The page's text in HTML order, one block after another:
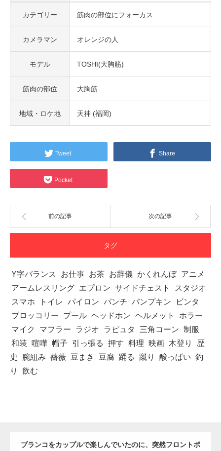
カテゴリー 筋肉の部位にフォーカス
カメラマン オレンジの人
モデル TOSHI(大胸筋)
筋肉の部位 大胸筋
地域・ロケ地 天神 (福岡)
Tweet Share
Pocket
前の記事 次の記事
タグ
Y字バランス お仕事 お茶 お辞儀 かくれんぼ アニメ
アームレスリング エプロン サイドチェスト
スタジオ
スマホ
トイレ パイロン パンチ パンプキン
ビンタ
ブロッコリー
プール ヘッドホン ヘルメット
ホラー
マイク
マフラー ラジオ ラピュタ 三角コーン 制服
和装
喧嘩 帽子 引っ張る 押す 料理 映画 木登り
歴
史
腕組み 薔薇 豆まき 豆腐 踊る 蹴り 酸っぱい 釣
り
飲む
ブランコをカップルで楽しんでいたのに、突然フロントポ